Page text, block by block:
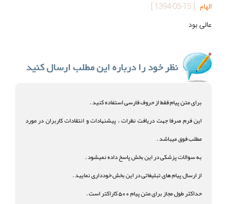
الهام [
1394-05-15
]
عالی بود
برای متن پیام فقط از حروف فارسی استفاده کنید .
این فرم صرفا جهت دریافت نظرات ، پیشنهادات و انتقادات کاربران در مورد
مطلب فوق میباشد .
به سوالات پزشکی در این بخش پاسخ داده نمیشود .
از ارسال پیام های تبلیغاتی در این بخش خودداری نمایید .
حداکثر طول مجاز برای متن پیام 500 کاراکتر است .